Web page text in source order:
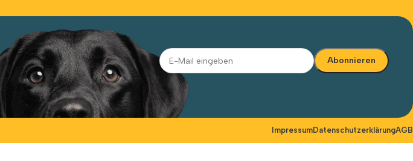
Alternative:
ImpressumDatenschutzerklärungAGB